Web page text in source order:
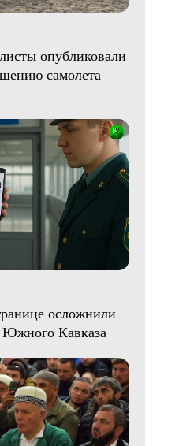
опубликовали
самолета
осложнили
Кавказа